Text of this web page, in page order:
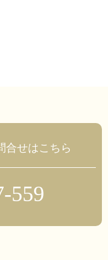
合せはこちら
559